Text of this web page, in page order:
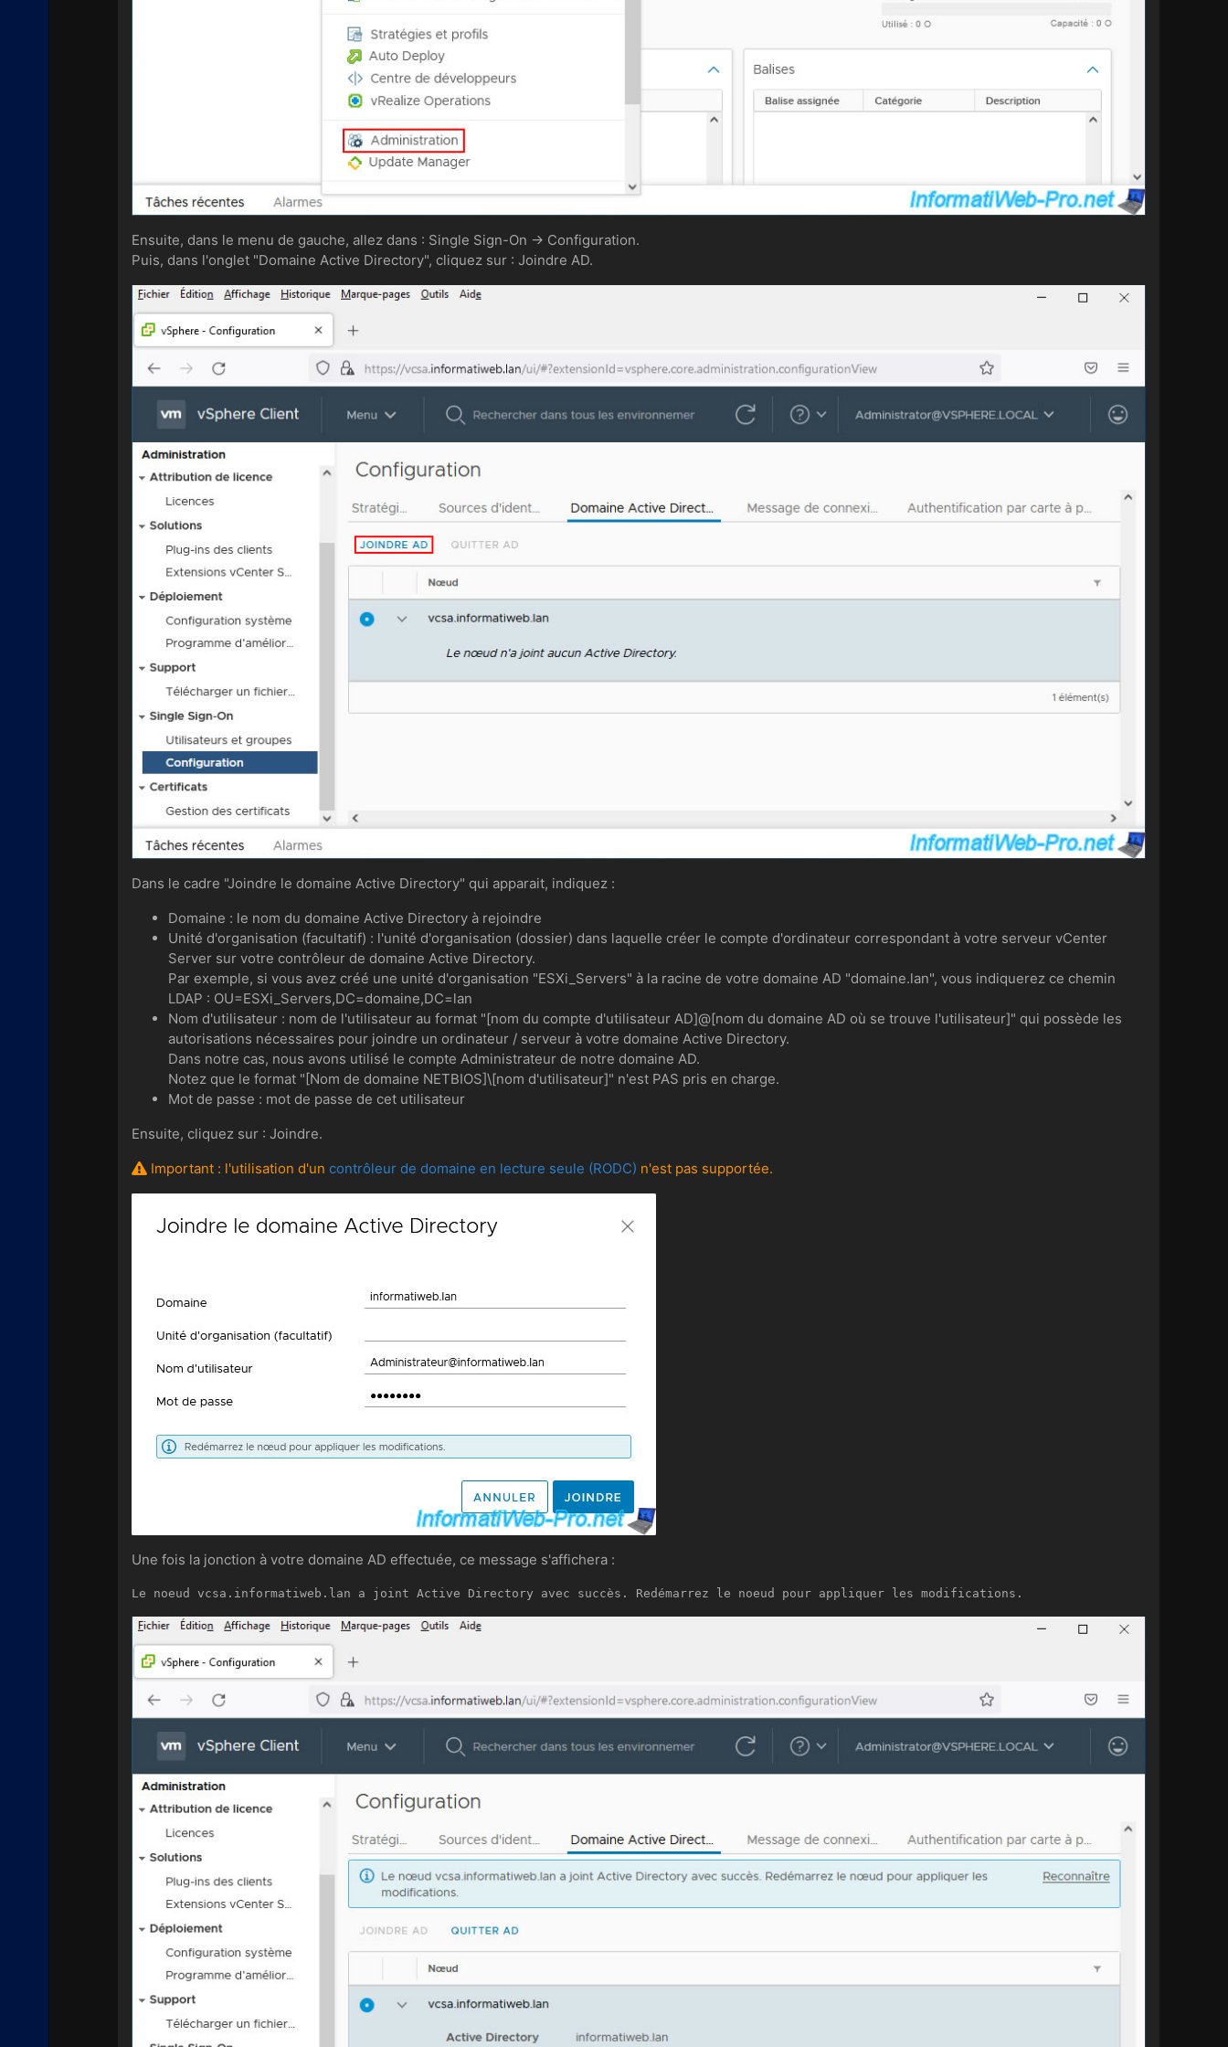
Ensuite, dans le menu de gauche, allez dans : Single Sign-On -> Configuration.
Puis, dans l'onglet "Domaine Active Directory", cliquez sur : Joindre AD.
Dans le cadre "Joindre le domaine Active Directory" qui apparait, indiquez :
Domaine : le nom du domaine Active Directory à rejoindre
Unité d'organisation (facultatif) : l'unité d'organisation (dossier) dans laquelle créer le compte d'ordinateur correspondant à votre serveur vCenter
Server sur votre contrôleur de domaine Active Directory.
Par exemple, si vous avez créé une unité d'organisation "ESXi_Servers" à la racine de votre domaine AD "domaine.lan", vous indiquerez ce chemin
LDAP : OU=ESXi_Servers,DC=domaine,DC=lan
Nom d'utilisateur : nom de l'utilisateur au format "[nom du compte d'utilisateur AD]@[nom du domaine AD où se trouve l'utilisateur]" qui possède les
autorisations nécessaires pour joindre un ordinateur / serveur à votre domaine Active Directory.
Dans notre cas, nous avons utilisé le compte Administrateur de notre domaine AD.
Notez que le format "[Nom de domaine NETBIOS]\[nom d'utilisateur]" n'est PAS pris en charge.
Mot de passe : mot de passe de cet utilisateur
Ensuite, cliquez sur : Joindre.
Important : l'utilisation d'un contrôleur de domaine en lecture seule (RODC) n'est pas supportée.
Une fois la jonction à votre domaine AD effectuée, ce message s'affichera :
Le noeud vcsa.informatiweb.lan a joint Active Directory avec succès. Redémarrez le noeud pour appliquer les modifications.